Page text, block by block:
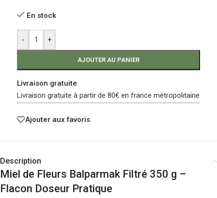
En stock
- +
AJOUTER AU PANIER
Livraison gratuite
Livraison gratuite à partir de 80€ en france métropolitaine
Ajouter aux favoris
Description
Miel de Fleurs Balparmak Filtré 350 g –
Flacon Doseur Pratique